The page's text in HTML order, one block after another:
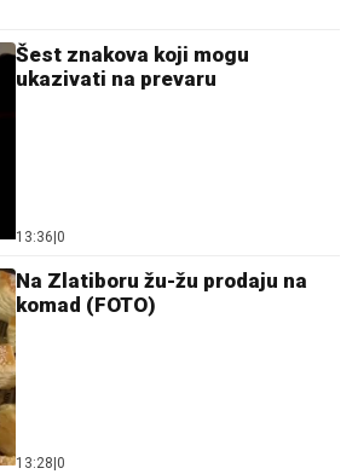
Šest znakova koji mogu
ukazivati na prevaru
13:36 0
Na Zlatiboru žu-žu prodaju na
komad (FOTO)
13:28 0